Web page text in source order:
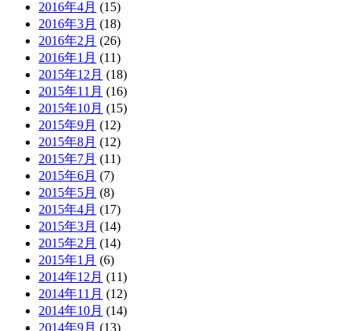
2016年4月 (15)
2016年3月 (18)
2016年2月 (26)
2016年1月 (11)
2015年12月 (18)
2015年11月 (16)
2015年10月 (15)
2015年9月 (12)
2015年8月 (12)
2015年7月 (11)
2015年6月 (7)
2015年5月 (8)
2015年4月 (17)
2015年3月 (14)
2015年2月 (14)
2015年1月 (6)
2014年12月 (11)
2014年11月 (12)
2014年10月 (14)
2014年9月 (13)